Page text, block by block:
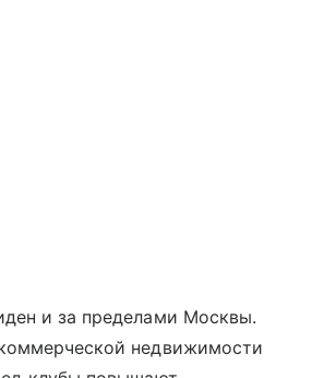
и за пределами Москвы.
недвижимости